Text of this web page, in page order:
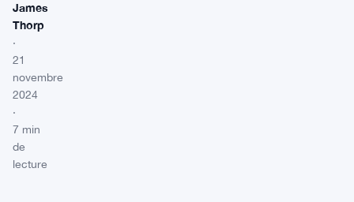
James
Thorp
·
21
novembre
2024
·
7 min
de
lecture